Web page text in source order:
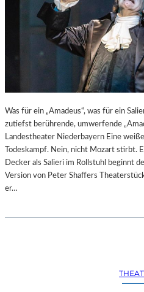
Was für ein „Amadeus“, was für ein
zutiefst berührende, umwerfende
Landestheater Niederbayern Eine
Todeskampf. Nein, nicht Mozart stirbt.
Decker als Salieri im Rollstuhl beginnt
Version von Peter Shaffers
er…